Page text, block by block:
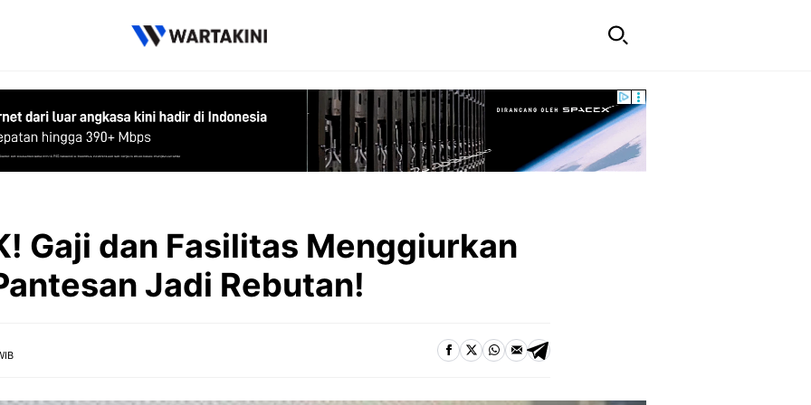
Gaji dan Fasilitas Menggiurkan
Jadi Rebutan!